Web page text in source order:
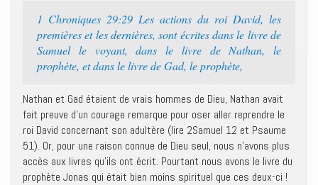
1 Chroniques 29:29 Les actions du roi David, les
premières et les dernières, sont écrites dans le livre de
Samuel le voyant, dans le livre de Nathan, le
prophète, et dans le livre de Gad, le prophète,
Nathan et Gad étaient de vrais hommes de Dieu, Nathan avait
fait preuve d’un courage remarque pour oser aller reprendre le
roi David concernant son adultère (lire 2Samuel 12 et Psaume
51). Or, pour une raison connue de Dieu seul, nous n’avons plus
accès aux livres qu’ils ont écrit. Pourtant nous avons le livre du
prophète Jonas qui était bien moins spirituel que ces deux-ci !